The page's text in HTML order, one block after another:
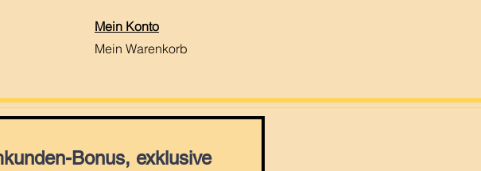
Mein Konto
Mein Warenkorb
Bonus, exklusive